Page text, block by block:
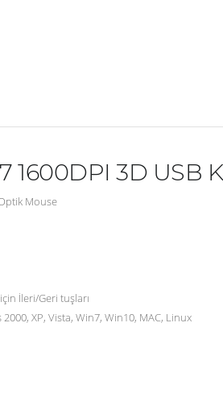
1600DPI 3D USB
Mouse
İleri/Geri tuşları
XP, Vista, Win7, Win10, MAC, Linux